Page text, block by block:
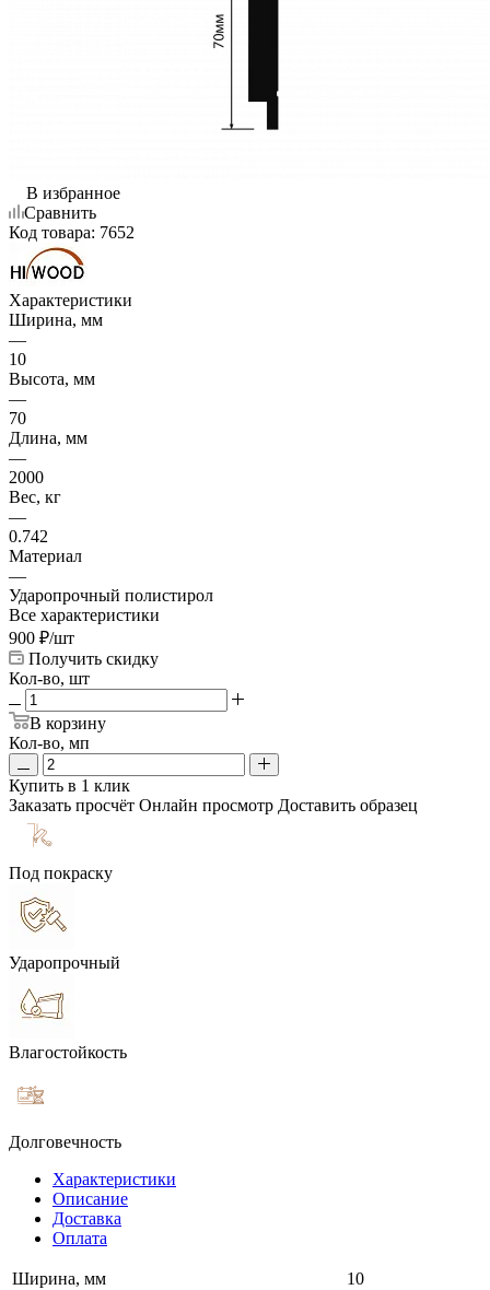
В избранное
Сравнить
Код товара: 7652
Характеристики
Ширина, мм
—
10
Высота, мм
—
70
Длина, мм
—
2000
Вес, кг
—
0.742
Материал
—
Ударопрочный полистирол
Все характеристики
900 ₽/шт
Получить скидку
Кол-во, шт
В корзину
Кол-во, мп
Купить в 1 клик
Заказать просчёт Онлайн просмотр Доставить образец
Под покраску
Ударопрочный
Влагостойкость
Долговечность
Характеристики
Описание
Доставка
Оплата
Ширина, мм 10